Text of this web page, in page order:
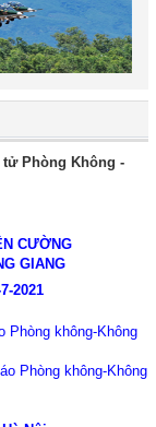
Phòng Không -
CƯỜNG
GIANG
2021
Phòng không-Không
Phòng không-Không